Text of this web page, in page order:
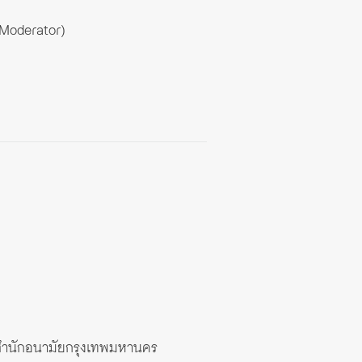
นักอนามัยกรุงเทพมหานคร